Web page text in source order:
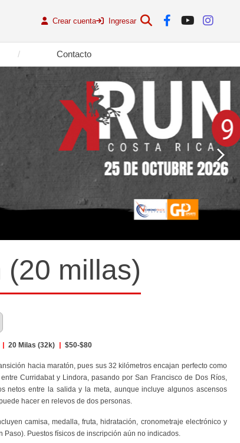
Crear cuenta Ingresar
Contacto
(20 millas)
| 20 Milas (32k) | $50-$80
hacia maratón, pues sus 32 kilómetros encajan perfecto como
Curridabat y Lindora, pasando por San Francisco de Dos Ríos,
netos entre la salida y la meta, aunque incluye algunos ascensos
hacer en relevos de dos personas.
camisa, medalla, fruta, hidratación, cronometraje electrónico y
Paso). Puestos físicos de inscripción aún no indicados.